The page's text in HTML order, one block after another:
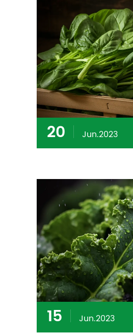
20 Jun.2023
15 Jun.2023